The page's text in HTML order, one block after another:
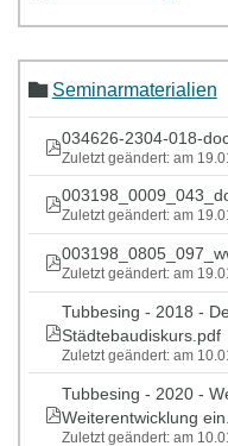
Seminarmaterialien
034626-2304-018-
Zuletzt geändert: am
Zuletzt geändert: am
Zuletzt geändert: am
Tubbesing - 2018 -
Städtebaudiskurs.pdf
Zuletzt geändert: am
Tubbesing - 2020 -
Weiterentwicklung
Zuletzt geändert: am